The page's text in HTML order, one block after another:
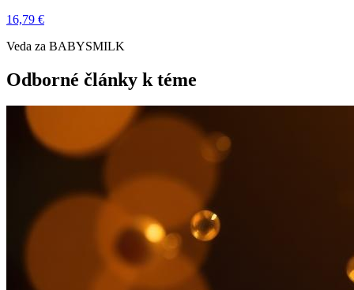
16,79 €
Veda za BABYSMILK
Odborné články k téme